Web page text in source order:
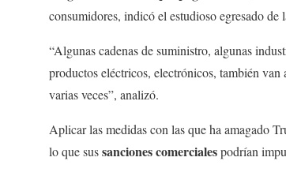
consumidores, indicó el estudioso egresado de
“Algunas cadenas de suministro, algunas
productos eléctricos, electrónicos, también
varias veces”, analizó.
Aplicar las medidas con las que ha amagado
lo que sussanciones comercialespodrían